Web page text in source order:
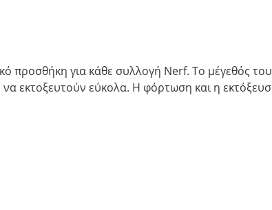
προσθήκη για κάθε συλλογή Nerf. Το μέγεθός
εκτοξευτούν εύκολα. Η φόρτωση και η εκτόξευση